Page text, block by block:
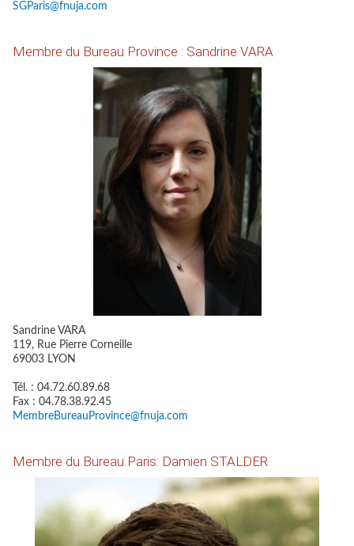
SGParis@fnuja.com
Membre du Bureau Province : Sandrine VARA
Sandrine VARA
119, Rue Pierre Corneille
69003 LYON
Tél. : 04.72.60.89.68
Fax : 04.78.38.92.45
MembreBureauProvince@fnuja.com
Membre du Bureau Paris: Damien STALDER